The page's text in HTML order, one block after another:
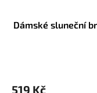
Dámské sluneční
519 Kč